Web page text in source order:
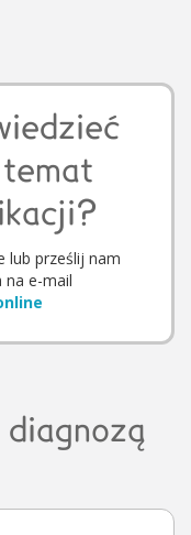
lub prześlij nam
na e-mail